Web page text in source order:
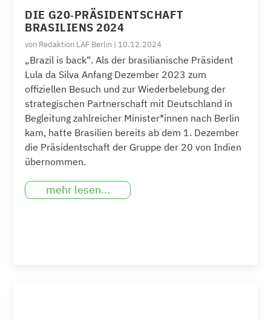
DIE G20‐PRÄSIDENTSCHAFT
BRASILIENS 2024
von Redaktion LAF Berlin | 10.12.2024
„Brazil is back“. Als der brasilianische Präsident
Lula da Silva Anfang Dezember 2023 zum
offiziellen Besuch und zur Wiederbelebung der
strategischen Partnerschaft mit Deutschland in
Begleitung zahlreicher Minister*innen nach Berlin
kam, hatte Brasilien bereits ab dem 1. Dezember
die Präsidentschaft der Gruppe der 20 von Indien
übernommen.
mehr lesen...